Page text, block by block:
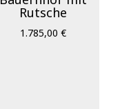
Rutsche
1.785,00 €